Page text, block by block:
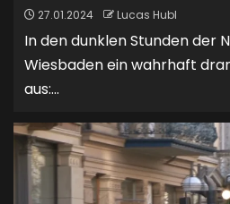
27.01.2024 Lucas Hubl
In den dunklen Stunden der
Wiesbaden ein wahrhaft
aus:...